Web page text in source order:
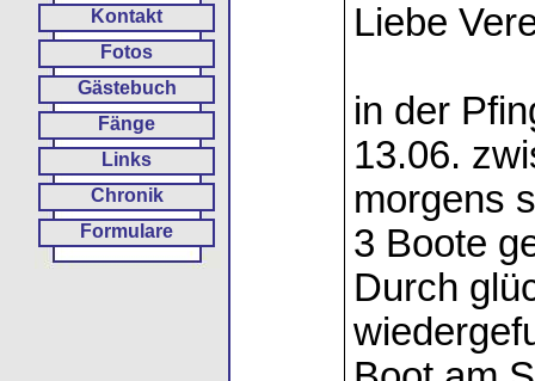
Kontakt
Fotos
Gästebuch
Fänge
Links
Chronik
Formulare
Liebe
in der
13.06.
morgens
3 Boote
Durch